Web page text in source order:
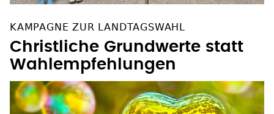
Christliche Grundwerte statt
Wahlempfehlungen